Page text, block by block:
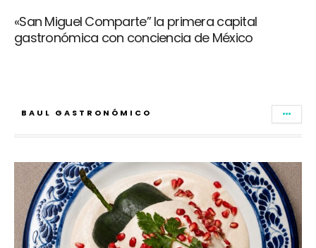
«San Miguel Comparte” la primera capital
gastronómica con conciencia de México
BAUL GASTRONÓMICO